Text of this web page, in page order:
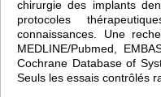
chirurgie des implants
protocoles
connaissances. Une
MEDLINE/Pubmed,
Cochrane Database of
Seuls les essais contrôlés